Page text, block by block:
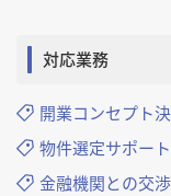
対応業務
開業コンセプト
物件選定サポート
金融機関との交渉